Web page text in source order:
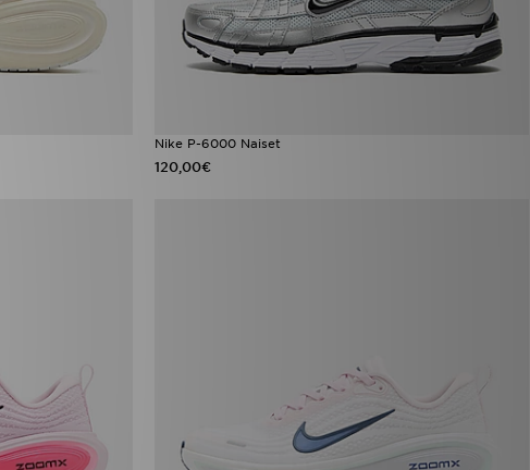
Nike P-6000 Naiset
120,00€